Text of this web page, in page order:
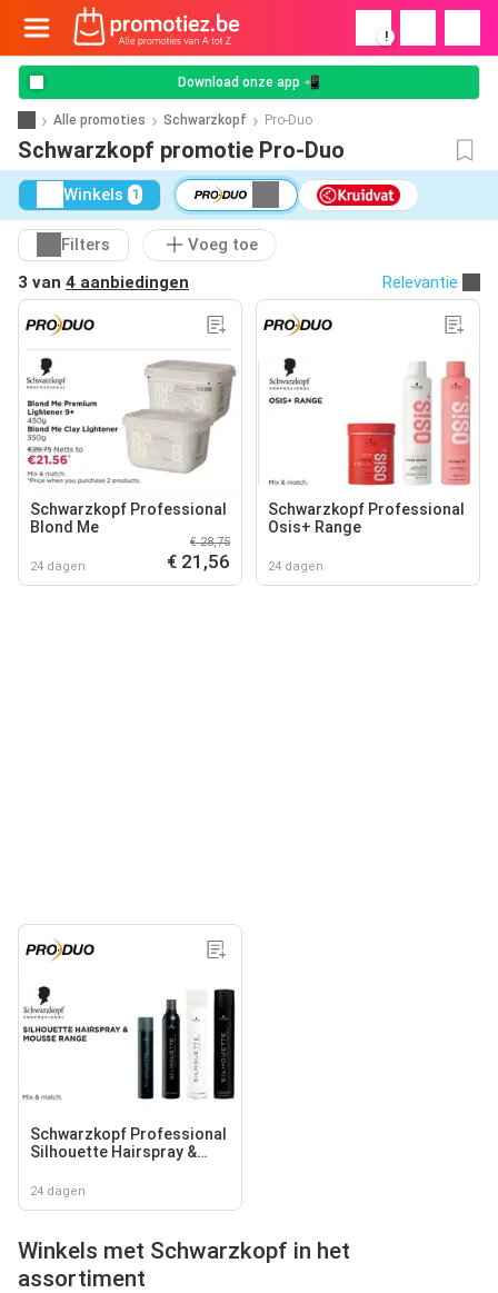
!
Download onze app 📲
Alle promoties Schwarzkopf Pro-Duo
Schwarzkopf promotie Pro-Duo
Winkels 1
Filters
Voeg toe
3 van 4 aanbiedingen Relevantie
Schwarzkopf Professional
Blond Me
24 dagen
€ 28,75
€ 21,56
Schwarzkopf Professional
Osis+ Range
24 dagen
Schwarzkopf Professional
Silhouette Hairspray &
24 dagen
Winkels met Schwarzkopf in het
assortiment